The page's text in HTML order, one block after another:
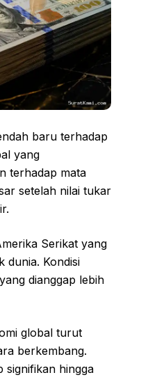
baru terhadap
yang
terhadap mata
setelah nilai tukar
Serikat yang
dunia. Kondisi
dianggap lebih
global turut
berkembang.
signifikan hingga